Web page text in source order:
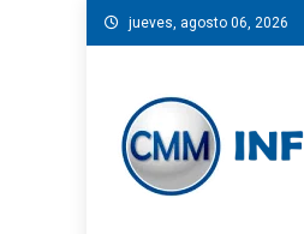
Saltar
al
jueves, agosto 06, 2026